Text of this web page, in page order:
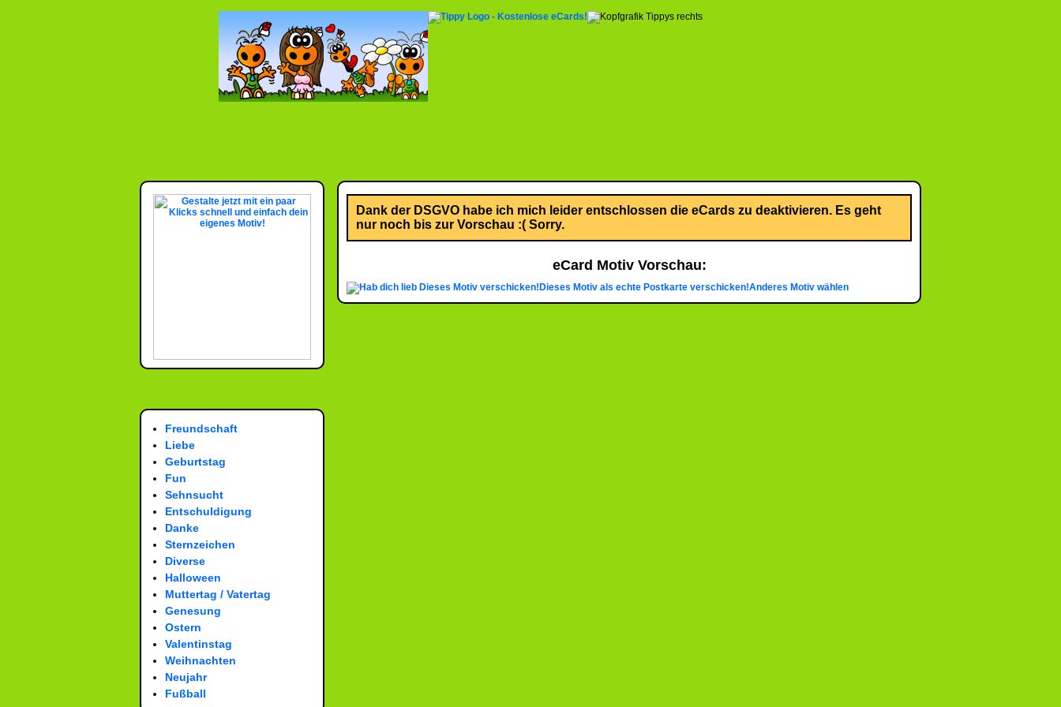
Freundschaft
Liebe
Geburtstag
Fun
Sehnsucht
Entschuldigung
Danke
Sternzeichen
Diverse
Halloween
Muttertag / Vatertag
Genesung
Ostern
Valentinstag
Weihnachten
Neujahr
Fußball
Dank der DSGVO habe ich mich leider entschlossen die eCards zu deaktivieren. Es geht
nur noch bis zur Vorschau :( Sorry.
eCard Motiv Vorschau:
Dieses Motiv verschicken! Dieses Motiv als echte Postkarte verschicken!Anderes Motiv wählen